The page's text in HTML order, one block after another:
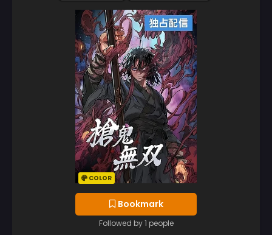
COLOR
Bookmark
Followed by 1 people